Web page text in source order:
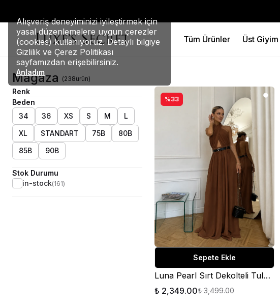
Alışveriş deneyiminizi iyileştirmek için
yasal düzenlemelere uygun çerezler
(cookies) kullanıyoruz. Detaylı bilgiye
Gizlilik ve Çerez Politikası
sayfamızdan erişebilirsiniz.
Anladım
Tüm Ürünler Üst Giyim
Mağaza (238ürün)
Renk
Beden
34
36 XS S M
L
XL
STANDART 75B
80B
85B
90B
Stok Durumu
in-stock(161)
%33
Sepete Ekle
Luna Pearl Sırt Dekolteli Tulum Kahverengi
₺ 2,349.00₺ 3,499.00